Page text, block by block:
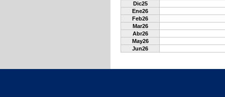
Dic25
Ene26
Feb26
Mar26
Abr26
May26
Jun26